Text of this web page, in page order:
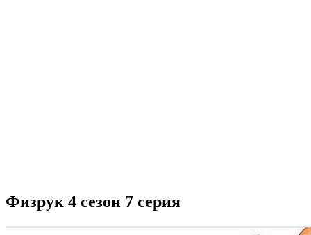
Физрук 4 сезон 7 серия